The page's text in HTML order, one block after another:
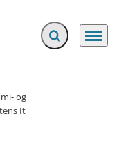
Fold søgefelt ud
Menu
og
It